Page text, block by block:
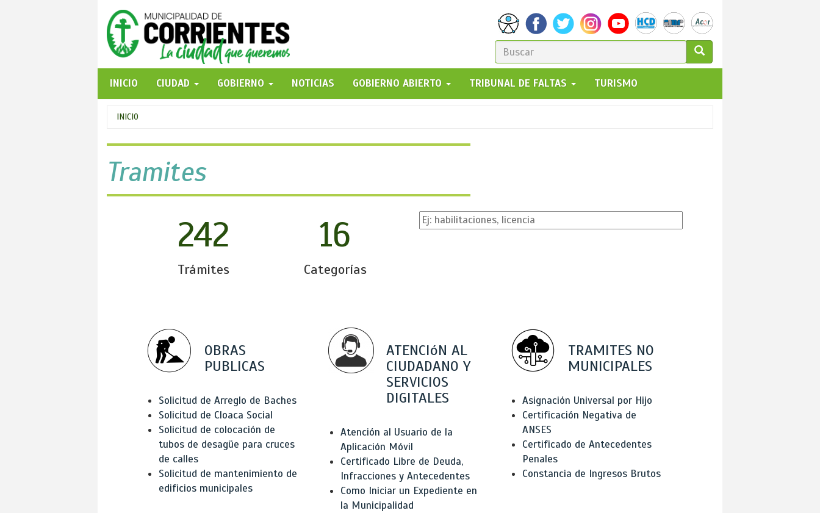
FORMULARIO
DE
BÚSQUEDA
GO!
INICIO
CIUDAD GOBIERNO NOTICIAS GOBIERNO ABIERTO TRIBUNAL DE FALTAS TURISMO
Se
encuentra
usted
aquí
INICIO
Tramites
242
Trámites
16
Categorías
OBRAS
PUBLICAS
Solicitud de Arreglo de Baches
Solicitud de Cloaca Social
Solicitud de colocación de
tubos de desagüe para cruces
de calles
Solicitud de mantenimiento de
edificios municipales
ATENCIóN AL
CIUDADANO Y
SERVICIOS
DIGITALES
Atención al Usuario de la
Aplicación Móvil
Certificado Libre de Deuda,
Infracciones y Antecedentes
Como Iniciar un Expediente en
la Municipalidad
TRAMITES NO
MUNICIPALES
Asignación Universal por Hijo
Certificación Negativa de
ANSES
Certificado de Antecedentes
Penales
Constancia de Ingresos Brutos